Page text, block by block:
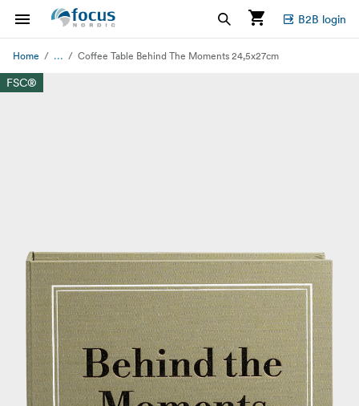
B2B login
Home ... Coffee Table Behind The Moments 24,5x27cm
FSC®